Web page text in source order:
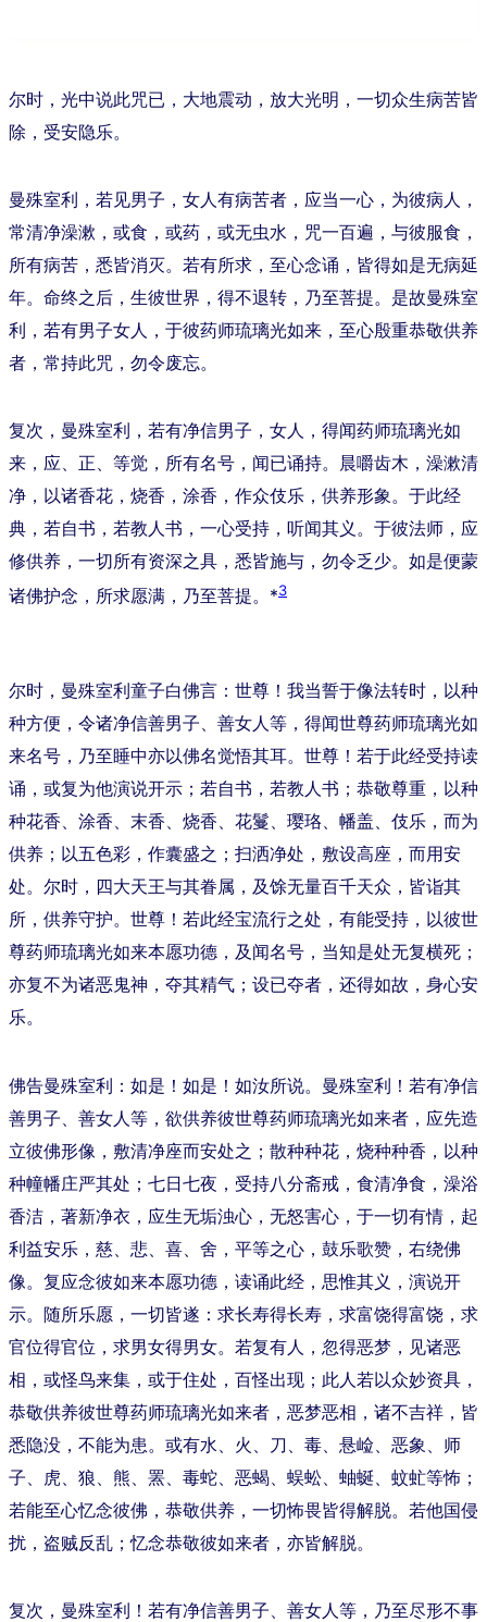
尔时，光中说此咒已，大地震动，放大光明，一切众生病苦皆
除，受安隐乐。
曼殊室利，若见男子，女人有病苦者，应当一心，为彼病人，
常清净澡漱，或食，或药，或无虫水，咒一百遍，与彼服食，
所有病苦，悉皆消灭。若有所求，至心念诵，皆得如是无病延
年。命终之后，生彼世界，得不退转，乃至菩提。是故曼殊室
利，若有男子女人，于彼药师琉璃光如来，至心殷重恭敬供养
者，常持此咒，勿令废忘。
复次，曼殊室利，若有净信男子，女人，得闻药师琉璃光如
来，应、正、等觉，所有名号，闻已诵持。晨嚼齿木，澡漱清
净，以诸香花，烧香，涂香，作众伎乐，供养形象。于此经
典，若自书，若教人书，一心受持，听闻其义。于彼法师，应
修供养，一切所有资深之具，悉皆施与，勿令乏少。如是便蒙
诸佛护念，所求愿满，乃至菩提。*3
尔时，曼殊室利童子白佛言：世尊！我当誓于像法转时，以种
种方便，令诸净信善男子、善女人等，得闻世尊药师琉璃光如
来名号，乃至睡中亦以佛名觉悟其耳。世尊！若于此经受持读
诵，或复为他演说开示；若自书，若教人书；恭敬尊重，以种
种花香、涂香、末香、烧香、花鬘、璎珞、幡盖、伎乐，而为
供养；以五色彩，作囊盛之；扫洒净处，敷设高座，而用安
处。尔时，四大天王与其眷属，及馀无量百千天众，皆诣其
所，供养守护。世尊！若此经宝流行之处，有能受持，以彼世
尊药师琉璃光如来本愿功德，及闻名号，当知是处无复横死；
亦复不为诸恶鬼神，夺其精气；设已夺者，还得如故，身心安
乐。
佛告曼殊室利：如是！如是！如汝所说。曼殊室利！若有净信
善男子、善女人等，欲供养彼世尊药师琉璃光如来者，应先造
立彼佛形像，敷清净座而安处之；散种种花，烧种种香，以种
种幢幡庄严其处；七日七夜，受持八分斋戒，食清净食，澡浴
香洁，著新净衣，应生无垢浊心，无怒害心，于一切有情，起
利益安乐，慈、悲、喜、舍，平等之心，鼓乐歌赞，右绕佛
像。复应念彼如来本愿功德，读诵此经，思惟其义，演说开
示。随所乐愿，一切皆遂：求长寿得长寿，求富饶得富饶，求
官位得官位，求男女得男女。若复有人，忽得恶梦，见诸恶
相，或怪鸟来集，或于住处，百怪出现；此人若以众妙资具，
恭敬供养彼世尊药师琉璃光如来者，恶梦恶相，诸不吉祥，皆
悉隐没，不能为患。或有水、火、刀、毒、悬崄、恶象、师
子、虎、狼、熊、罴、毒蛇、恶蝎、蜈蚣、蚰蜒、蚊虻等怖；
若能至心忆念彼佛，恭敬供养，一切怖畏皆得解脱。若他国侵
扰，盗贼反乱；忆念恭敬彼如来者，亦皆解脱。
复次，曼殊室利！若有净信善男子、善女人等，乃至尽形不事